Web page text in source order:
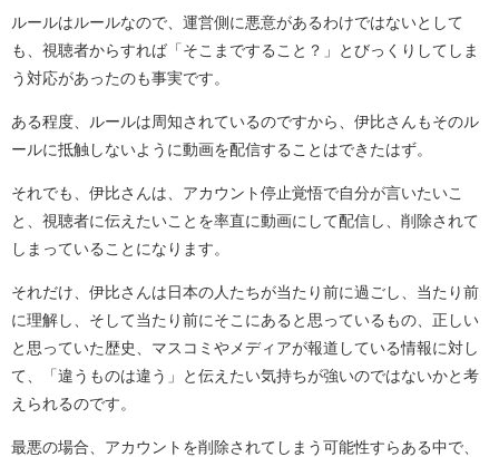
ルールはルールなので、運営側に悪意があるわけではないとして
も、視聴者からすれば「そこまですること？」とびっくりしてしま
う対応があったのも事実です。
ある程度、ルールは周知されているのですから、伊比さんもそのル
ールに抵触しないように動画を配信することはできたはず。
それでも、伊比さんは、アカウント停止覚悟で自分が言いたいこ
と、視聴者に伝えたいことを率直に動画にして配信し、削除されて
しまっていることになります。
それだけ、伊比さんは日本の人たちが当たり前に過ごし、当たり前
に理解し、そして当たり前にそこにあると思っているもの、正しい
と思っていた歴史、マスコミやメディアが報道している情報に対し
て、「違うものは違う」と伝えたい気持ちが強いのではないかと考
えられるのです。
最悪の場合、アカウントを削除されてしまう可能性すらある中で、